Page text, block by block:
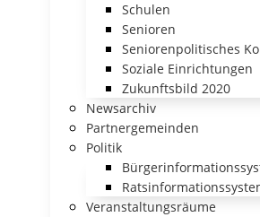
Schulen
Senioren
Seniorenpolitisches
Soziale Einrichtungen
Zukunftsbild 2020
Newsarchiv
Partnergemeinden
Politik
Veranstaltungsräume